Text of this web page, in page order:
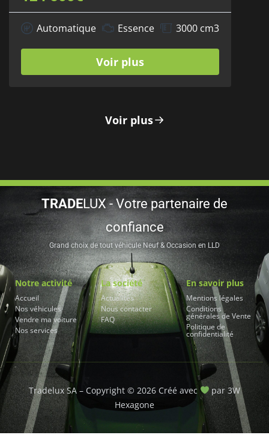
Automatique Essence 3000 cm3
Voir plus
Voir plus
TRADELUX - Votre partenaire de
confiance
Grand choix de tout véhicule Neuf & Occasion en LLD
Notre activité
Accueil
Nos véhicules
Vendre ma voiture
Nos services
La société
Actualités
Nous contacter
FAQ
En savoir plus
Mentions légales
Conditions
générales de Vente
Politique de
confidentialité
Tradelux SA – Copyright © 2026 Créé avec
par 3W
Hexagone